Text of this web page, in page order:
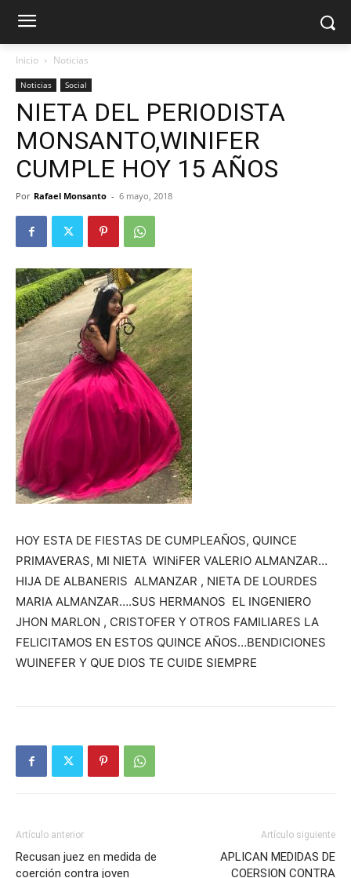
Inicio Noticias
Noticias Social
NIETA DEL PERIODISTA
MONSANTO,WINIFER
CUMPLE HOY 15 AÑOS
Por Rafael Monsanto - 6 mayo, 2018
HOY ESTA DE FIESTAS DE CUMPLEAÑOS, QUINCE
PRIMAVERAS, MI NIETA WINiFER VALERIO ALMANZAR…
HIJA DE ALBANERIS ALMANZAR , NIETA DE LOURDES
MARIA ALMANZAR….SUS HERMANOS EL INGENIERO
JHON MARLON , CRISTOFER Y OTROS FAMILIARES LA
FELICITAMOS EN ESTOS QUINCE AÑOS…BENDICIONES
WUINEFER Y QUE DIOS TE CUIDE SIEMPRE
Artículo anterior
Recusan juez en medida de
coerción contra joven
Artículo siguiente
APLICAN MEDIDAS DE
COERSION CONTRA